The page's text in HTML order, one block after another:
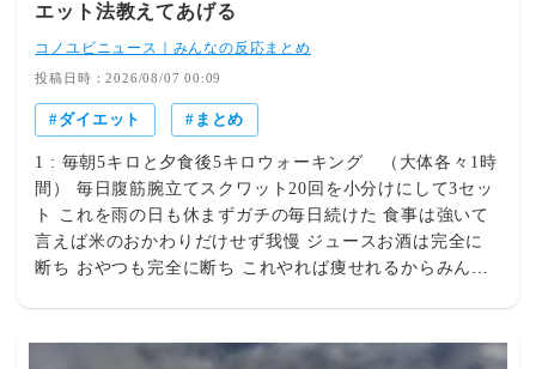
エット法教えてあげる
コノユビニュース｜みんなの反応まとめ
投稿日時：2026/08/07 00:09
ダイエット まとめ
1 : 毎朝5キロと夕食後5キロウォーキング （大体各々1時
間） 毎日腹筋腕立てスクワット20回を小分けにして3セッ
ト これを雨の日も休まずガチの毎日続けた 食事は強いて
言えば米のおかわりだけせず我慢 ジュースお酒は完全に
断ち おやつも完全に断ち これやれば痩せれるからみんな
しなさいって言われた